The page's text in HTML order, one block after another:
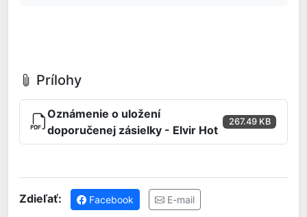
Prílohy
Oznámenie o uložení
doporučenej zásielky - Elvir Hot
267.49 KB
Zdieľať: Facebook E-mail